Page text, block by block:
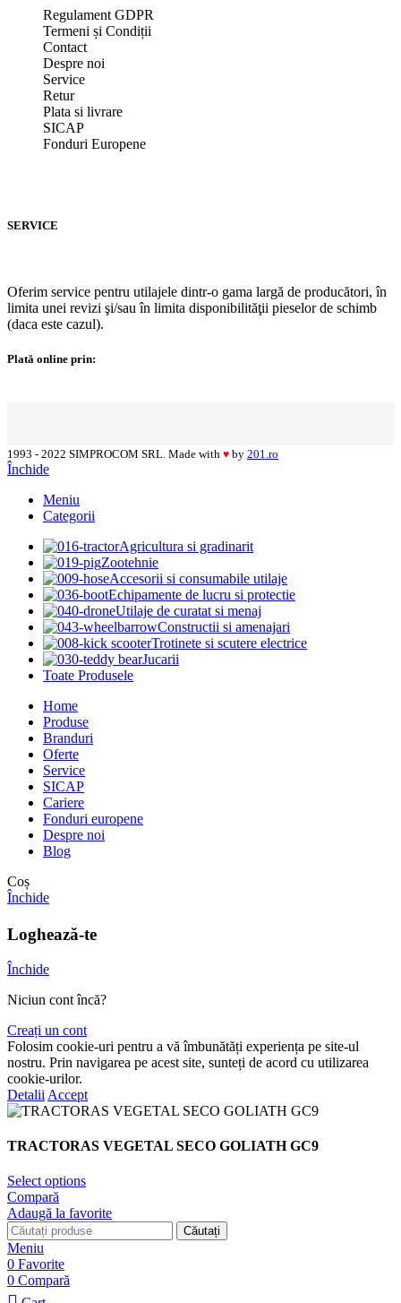
Regulament GDPR
Termeni și Condiții
Contact
Despre noi
Service
Retur
Plata si livrare
SICAP
Fonduri Europene
SERVICE
Oferim service pentru utilajele dintr-o gama largă de producători, în
limita unei revizi şi/sau în limita disponibilităţii pieselor de schimb
(daca este cazul).
Plată online prin:
1993 - 2022 SIMPROCOM SRL. Made with ♥ by 201.ro
Închide
Meniu
Categorii
Agricultura si gradinarit
Zootehnie
Accesorii si consumabile utilaje
Echipamente de lucru si protectie
Utilaje de curatat si menaj
Constructii si amenajari
Trotinete si scutere electrice
Jucarii
Toate Produsele
Home
Produse
Branduri
Oferte
Service
SICAP
Cariere
Fonduri europene
Despre noi
Blog
Coș
Închide
Loghează-te
Închide
Niciun cont încă?
Creați un cont
Folosim cookie-uri pentru a vă îmbunătăți experiența pe site-ul
nostru. Prin navigarea pe acest site, sunteți de acord cu utilizarea
cookie-urilor.
Detalii Accept
TRACTORAS VEGETAL SECO GOLIATH GC9
Select options
Compară
Adaugă la favorite
Căutați
Meniu
0 Favorite
0 Compară